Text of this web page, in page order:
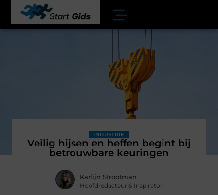
INDUSTRIE
Veilig hijsen en heffen begint bij
betrouwbare keuringen
Karlijn Strootman
Hoofdredacteur & Inspirator